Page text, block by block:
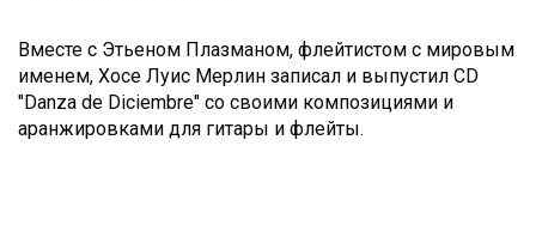
Вместе с Этьеном Плазманом, флейтистом с мировым
именем, Хосе Луис Мерлин записал и выпустил CD
"Danza de Diciembre" со своими композициями и
аранжировками для гитары и флейты.